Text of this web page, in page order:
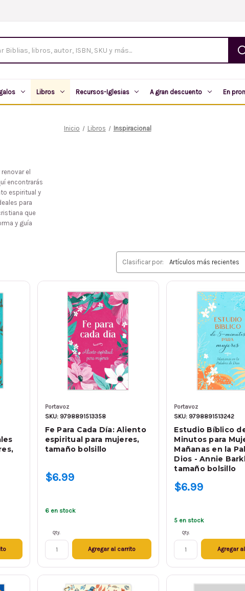
Libros Recursos-Iglesias A gran descuento En
Inicio Libros Inspiracional
el
encontrarás
espiritual y
para
que
y guía
Clasificar por:
Portavoz
SKU: 9798891513358
Fe Para Cada Día: Aliento
espiritual para mujeres,
tamaño bolsillo
$6.99
6 en stock
Qty.
Agregar al carrito
Portavoz
SKU: 9798891513242
Estudio Bíblico
Minutos para
Mañanas en la
Dios - Annie
tamaño bolsillo
$6.99
5 en stock
Qty.
Agregar